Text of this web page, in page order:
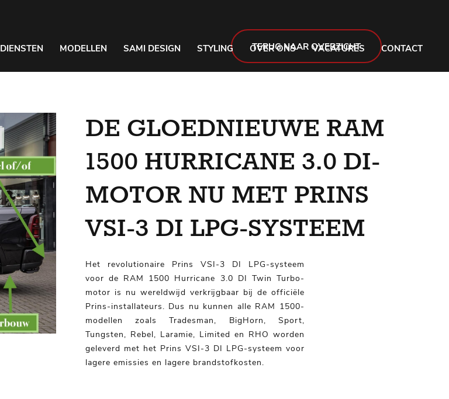
DIENSTEN MODELLEN SAMI DESIGN STYLING OVER ONS VACATURES CONTACT
TERUG NAAR OVERZICHT
DE GLOEDNIEUWE RAM
1500 HURRICANE 3.0 DI-
MOTOR NU MET PRINS
VSI-3 DI LPG-SYSTEEM
Het revolutionaire Prins VSI-3 DI LPG-systeem
voor de RAM 1500 Hurricane 3.0 DI Twin Turbo-
motor is nu wereldwijd verkrijgbaar bij de officiële
Prins-installateurs. Dus nu kunnen alle RAM 1500-
modellen zoals Tradesman, BigHorn, Sport,
Tungsten, Rebel, Laramie, Limited en RHO worden
geleverd met het Prins VSI-3 DI LPG-systeem voor
lagere emissies en lagere brandstofkosten.